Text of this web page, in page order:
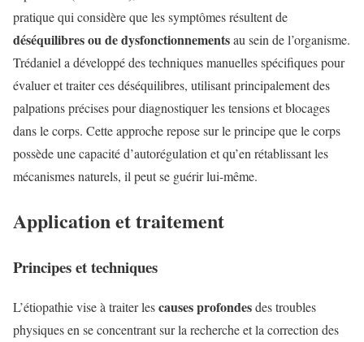
pratique qui considère que les symptômes résultent de
déséquilibres ou de dysfonctionnementsau sein de l’organisme.
Trédaniel a développé des techniques manuelles spécifiques pour
évaluer et traiter ces déséquilibres, utilisant principalement des
palpations précises pour diagnostiquer les tensions et blocages
dans le corps. Cette approche repose sur le principe que le corps
possède une capacité d’autorégulation et qu’en rétablissant les
mécanismes naturels, il peut se guérir lui-même.
Application et traitement
Principes et techniques
L’étiopathie vise à traiter lescauses profondesdes troubles
physiques en se concentrant sur la recherche et la correction des